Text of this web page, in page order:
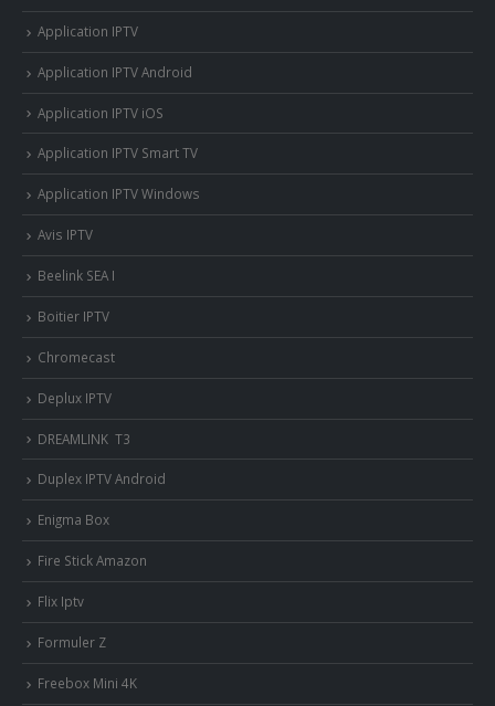
Application IPTV
Application IPTV Android
Application IPTV iOS
Application IPTV Smart TV
Application IPTV Windows
Avis IPTV
Beelink SEA I
Boitier IPTV
Chromecast
Deplux IPTV
DREAMLINK T3
Duplex IPTV Android
Enigma Box
Fire Stick Amazon
Flix Iptv
Formuler Z
Freebox Mini 4K